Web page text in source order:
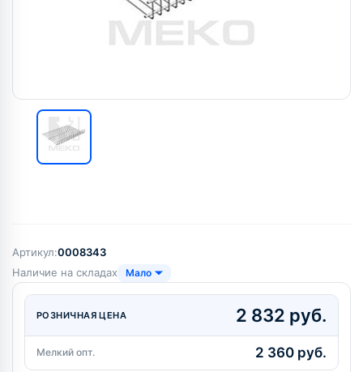
Артикул:0008343
Наличие на складах
Мало
РОЗНИЧНАЯ ЦЕНА 2 832 руб.
Мелкий опт. 2 360 руб.